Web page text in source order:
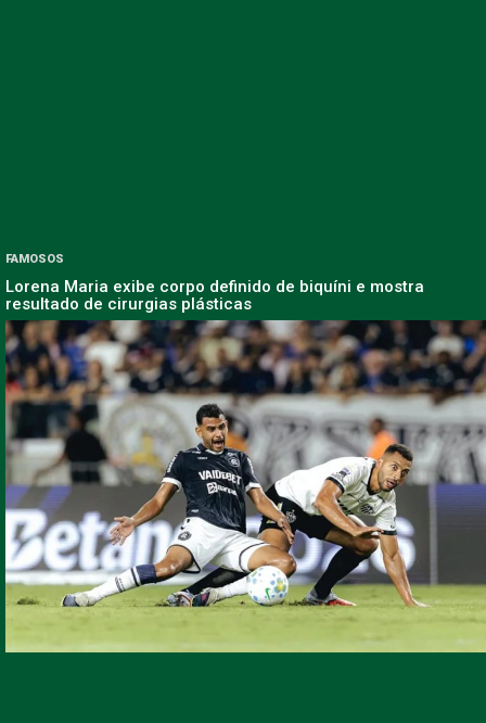
FAMOSOS
Lorena Maria exibe corpo definido de biquíni e mostra
resultado de cirurgias plásticas